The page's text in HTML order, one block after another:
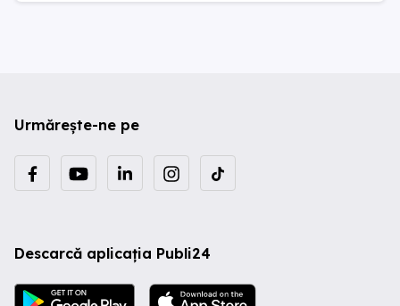
Urmărește-ne pe
Descarcă aplicația Publi24